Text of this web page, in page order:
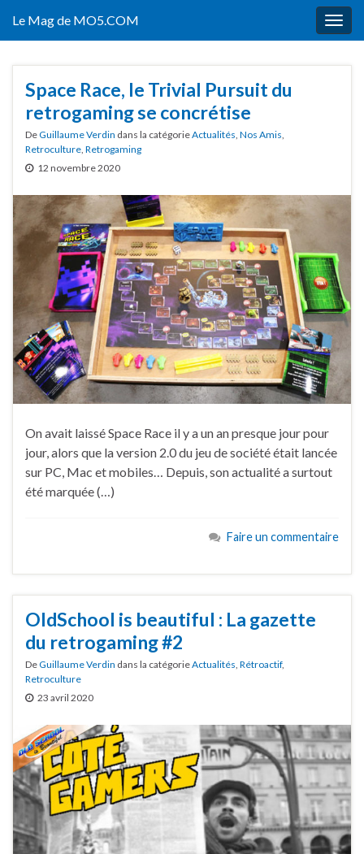
Le Mag de MO5.COM
Space Race, le Trivial Pursuit du
retrogaming se concrétise
DeGuillaume Verdin dans la catégorieActualités, Nos Amis,
Retroculture, Retrogaming
12 novembre 2020
On avait laissé Space Race il y a un an presque jour pour
jour, alors que la version 2.0 du jeu de société était lancée
sur PC, Mac et mobiles… Depuis, son actualité a surtout
été marquée (…)
Faire un commentaire
OldSchool is beautiful : La gazette
du retrogaming #2
DeGuillaume Verdin dans la catégorieActualités Rétroactif,
Retroculture
23 avril 2020